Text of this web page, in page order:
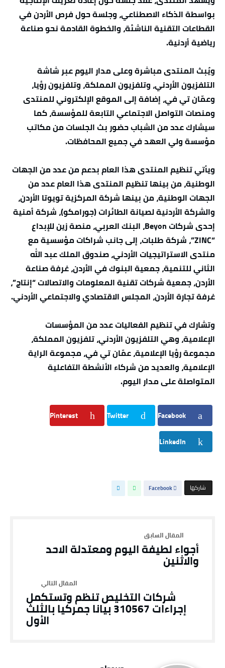
بواسطة الذكاء الاصطناعي، وجلسة حول فرص الأردن في
القطاعات التقنية الناشئة، والخطوة القادمة نحو صناعة
رياضية أردنية.
ويُبث المنتدى مباشرة وعلى مدار اليوم عبر شاشة
التلفزيون الأردني، وتلفزيون المملكة، وتلفزيون رؤيا،
وعمّان تي في، إضافة إلى الموقع الإلكتروني للمنتدى
ومنصات التواصل الاجتماعي التابعة للمؤسسة، كما
سيشارك عدد من الشباب حضور بث الجلسات من مكاتب
مؤسسة ولي العهد في جميع المحافظات.
ويأتي تنظيم المنتدى هذا العام بدعم من عدد من الجهات
الوطنية، من بينها تنظيم المنتدى هذا العام عدد من
الجهات الوطنية، من بينها شركة المركزية تويوتا الأردن،
والشركة الأردنية لصيانة الطائرات (جورامكو)، شركة أمنية
إحدى شركات Beyon، البنك العربي، منصة زين للإبداع
“ZINC”، شركة طلبات، إلى جانب شراكات مؤسسية مع
منتدى الاستراتيجيات الأردني، صندوق الملك عبد الله
الثاني للتنمية، جمعية البنوك في الأردن، غرفة صناعة
الأردن، جمعية شركات تقنية المعلومات والاتصالات “إنتاج”،
غرفة تجارة الأردن، المجلس الاقتصادي والاجتماعي الأردني.
وتشارك في تنظيم الفعاليات عدد من المؤسسات
الإعلامية، وهي التلفزيون الأردني، تلفزيون المملكة،
مجموعة رؤيا الإعلامية، عمّان تي في، مجموعة الراية
الإعلامية، والعديد من شركاء الأنشطة التفاعلية
المتواصلة على مدار اليوم.
Facebook
Twitter
Pinterest
LinkedIn
‫‫ شاركها‬ Facebook
أجواء لطيفة اليوم ومعتدلة الاحد
والاثنين
شركات التخليص تنظم وتستكمل
إجراءات 310567 بيانا جمركيا بالثلث
الأول